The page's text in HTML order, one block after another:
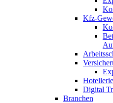
Kfz-
Hotellerie
Digital
Branchen